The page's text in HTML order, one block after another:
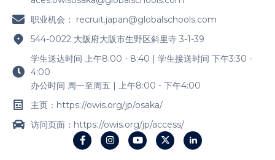
职业机会： recruit.japan@globalschools.com
544-0022 大阪府大阪市生野区斜里寺 3-1-39
学生送达时间 上午8:00 - 8:40 | 学生接送时间 下午3:30 -
4:00
办公时间 周一至周五 | 上午8:00 - 下午4:00
主页：https://owis.org/jp/osaka/
访问页面：https://owis.org/jp/access/